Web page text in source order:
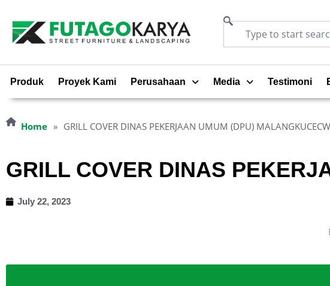
Produk Proyek Kami Perusahaan Media Testimoni
Home » GRILL COVER DINAS PEKERJAAN UMUM (DPU)
GRILL COVER DINAS
July 22, 2023